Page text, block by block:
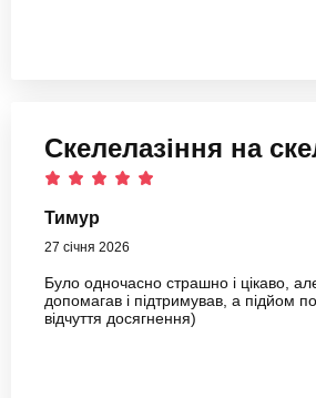
Скелелазіння на
Тимур
27 січня 2026
Було одночасно страшно і цікаво,
допомагав і підтримував, а підйом
відчуття досягнення)